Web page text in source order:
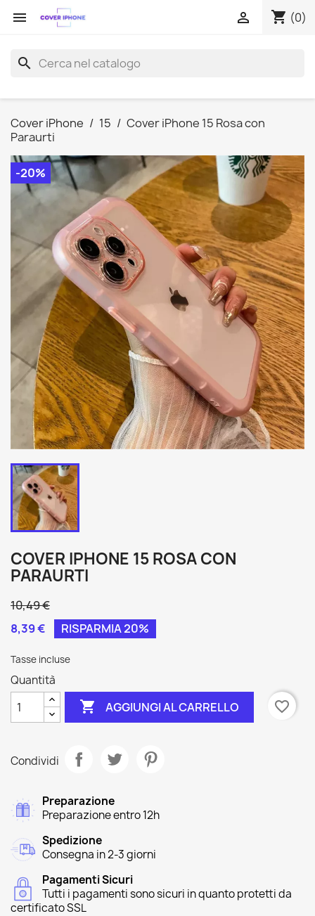
 shopping_cart (0)

search
Cover iPhone 15
Cover iPhone 15 Rosa con
Paraurti
-20%
COVER IPHONE 15 ROSA CON
PARAURTI
10,49 €
8,39 €
RISPARMIA 20%
Tasse incluse
Quantità
 AGGIUNGI AL CARRELLO favorite_border
Condividi
Preparazione
Preparazione entro 12h
Spedizione
Consegna in 2-3 giorni
Pagamenti Sicuri
Tutti i pagamenti sono sicuri in quanto protetti da
certificato SSL